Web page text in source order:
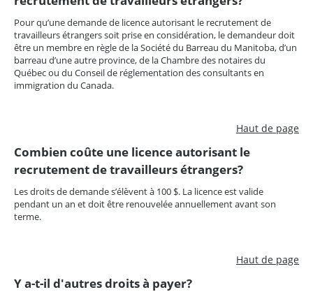
Pour qu’une demande de licence autorisant le recrutement de
travailleurs étrangers soit prise en considération, le demandeur doit
être un membre en règle de la Société du Barreau du Manitoba, d’un
barreau d’une autre province, de la Chambre des notaires du
Québec ou du Conseil de réglementation des consultants en
immigration du Canada.
Haut de page
Combien coûte une licence autorisant le
recrutement de travailleurs étrangers?
Les droits de demande s’élèvent à 100 $. La licence est valide
pendant un an et doit être renouvelée annuellement avant son
terme.
Haut de page
Y a-t-il d'autres droits à payer?